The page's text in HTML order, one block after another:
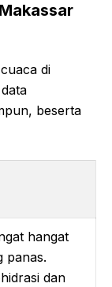
di
beserta
hangat
panas.
dan